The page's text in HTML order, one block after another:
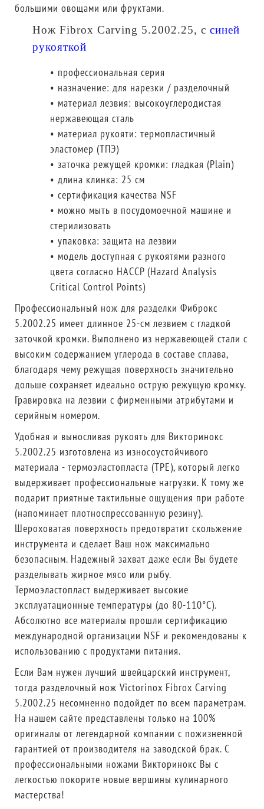
большими овощами или фруктами.
Нож Fibrox Carving 5.2002.25, с синей
рукояткой
• профессиональная серия
• назначение: для нарезки / разделочный
• материал лезвия: высокоуглеродистая
нержавеющая сталь
• материал рукояти: термопластичный
эластомер (ТПЭ)
• заточка режущей кромки: гладкая (Plain)
• длина клинка: 25 см
• сертификация качества NSF
• можно мыть в посудомоечной машине и
стерилизовать
• упаковка: защита на лезвии
• модель доступная с рукоятями разного
цвета согласно HACCP (Hazard Analysis
Critical Control Points)
Профессиональный нож для разделки Фиброкс
5.2002.25 имеет длинное 25-см лезвием с гладкой
заточкой кромки. Выполнено из нержавеющей стали с
высоким содержанием углерода в составе сплава,
благодаря чему режущая поверхность значительно
дольше сохраняет идеально острую режущую кромку.
Гравировка на лезвии с фирменными атрибутами и
серийным номером.
Удобная и выносливая рукоять для Викторинокс
5.2002.25 изготовлена из износоустойчивого
материала - термоэластопласта (TPE), который легко
выдерживает профессиональные нагрузки. К тому же
подарит приятные тактильные ощущения при работе
(напоминает плотноспрессованную резину).
Шероховатая поверхность предотвратит скольжение
инструмента и сделает Ваш нож максимально
безопасным. Надежный захват даже если Вы будете
разделывать жирное мясо или рыбу.
Термоэластопласт выдерживает высокие
эксплуатационные температуры (до 80-110°C).
Абсолютно все материалы прошли сертификацию
международной организации NSF и рекомендованы к
использованию с продуктами питания.
Если Вам нужен лучший швейцарский инструмент,
тогда разделочный нож Victorinox Fibrox Carving
5.2002.25 несомненно подойдет по всем параметрам.
На нашем сайте представлены только на 100%
оригиналы от легендарной компании с пожизненной
гарантией от производителя на заводской брак. С
профессиональными ножами Викторинокс Вы с
легкостью покорите новые вершины кулинарного
мастерства!